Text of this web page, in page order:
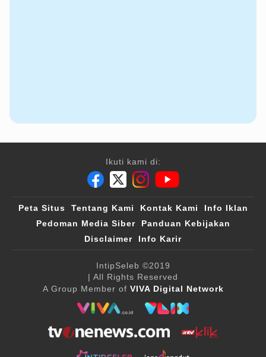
Ikuti kami di:
Peta Situs Tentang Kami Kontak Kami
Info Iklan
Pedoman Media Siber
Panduan Kebijakan
Disclaimer
Info Karir
IntipSeleb ©2019
| All Rights Reserved
A Group Member of VIVA Digital Network